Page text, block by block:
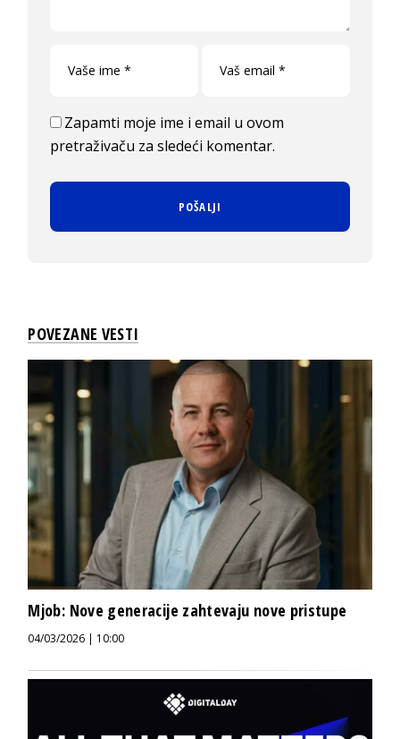
Zapamti moje ime i email u ovom
pretraživaču za sledeći komentar.
POVEZANE VESTI
Mjob: Nove generacije zahtevaju nove pristupe
04/03/2026 | 10:00